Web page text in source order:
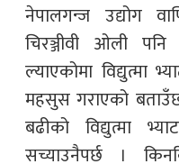
नेपालगन्ज उद्योग
चिरञ्जीवी ओली
ल्याएकोमा विद्युत्मा
महसुस गराएको
बढीको विद्युत्मा
सच्याउनैपर्छ ।